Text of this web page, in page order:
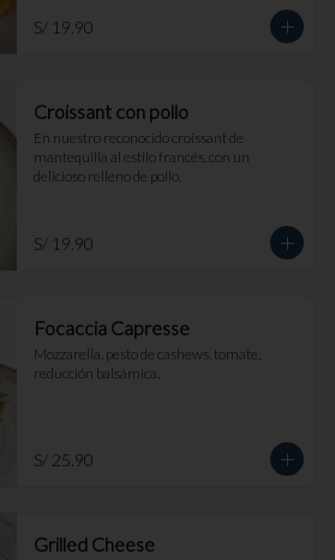
S/ 19.90
Croissant con pollo
En nuestro reconocido croissant de
mantequilla al estilo francés, con un
delicioso relleno de pollo.
S/ 19.90
Focaccia Capresse
Mozzarella, pesto de cashews, tomate,
reducción balsámica.
S/ 25.90
Grilled Cheese